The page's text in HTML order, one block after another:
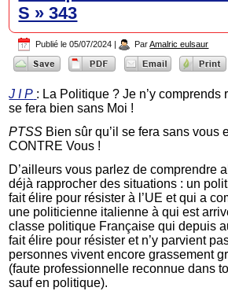
S » 343
Publié le 05/07/2024 | Par Amalric eulsaur
J I P : La Politique ? Je n’y comprends
se fera bien sans Moi !
PTSS Bien sûr qu’il se fera sans vous
CONTRE Vous !
D’ailleurs vous parlez de comprendre
déjà rapprocher des situations : un
fait élire pour résister à l’UE et qui a
une politicienne italienne à qui est
classe politique Française qui depuis
fait élire pour résister et n’y parvient
personnes vivent encore grassement
(faute professionnelle reconnue dans
sauf en politique).